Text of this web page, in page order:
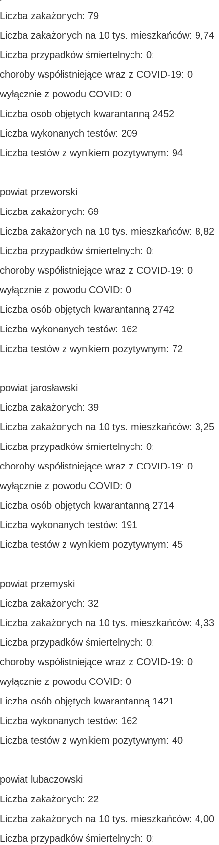
Liczba zakażonych: 79
Liczba zakażonych na 10 tys. mieszkańców: 9,74
Liczba przypadków śmiertelnych: 0:
choroby współistniejące wraz z COVID-19: 0
wyłącznie z powodu COVID: 0
Liczba osób objętych kwarantanną 2452
Liczba wykonanych testów: 209
Liczba testów z wynikiem pozytywnym: 94
powiat przeworski
Liczba zakażonych: 69
Liczba zakażonych na 10 tys. mieszkańców: 8,82
Liczba przypadków śmiertelnych: 0:
choroby współistniejące wraz z COVID-19: 0
wyłącznie z powodu COVID: 0
Liczba osób objętych kwarantanną 2742
Liczba wykonanych testów: 162
Liczba testów z wynikiem pozytywnym: 72
powiat jarosławski
Liczba zakażonych: 39
Liczba zakażonych na 10 tys. mieszkańców: 3,25
Liczba przypadków śmiertelnych: 0:
choroby współistniejące wraz z COVID-19: 0
wyłącznie z powodu COVID: 0
Liczba osób objętych kwarantanną 2714
Liczba wykonanych testów: 191
Liczba testów z wynikiem pozytywnym: 45
powiat przemyski
Liczba zakażonych: 32
Liczba zakażonych na 10 tys. mieszkańców: 4,33
Liczba przypadków śmiertelnych: 0:
choroby współistniejące wraz z COVID-19: 0
wyłącznie z powodu COVID: 0
Liczba osób objętych kwarantanną 1421
Liczba wykonanych testów: 162
Liczba testów z wynikiem pozytywnym: 40
powiat lubaczowski
Liczba zakażonych: 22
Liczba zakażonych na 10 tys. mieszkańców: 4,00
Liczba przypadków śmiertelnych: 0: